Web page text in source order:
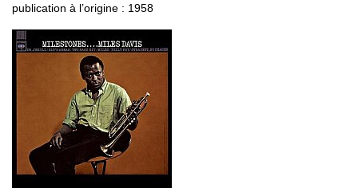
publication à l’origine : 1958